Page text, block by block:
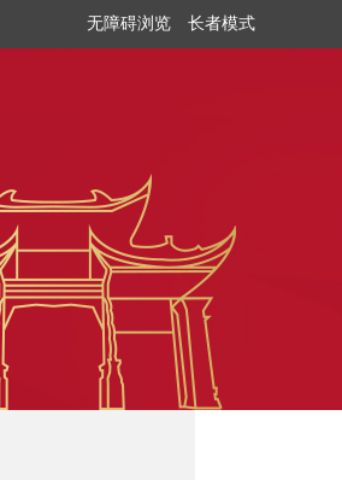
无障碍浏览 长者模式